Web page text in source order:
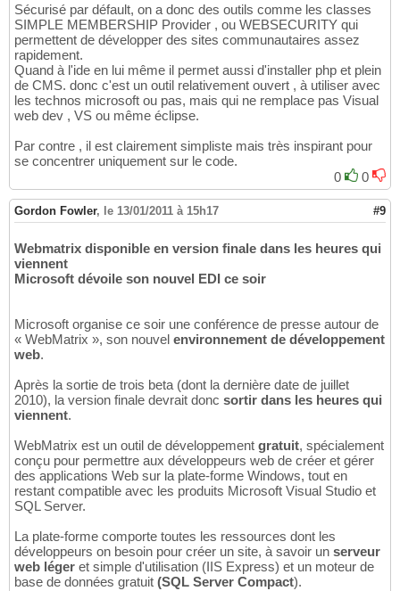
Sécurisé par défault, on a donc des outils comme les classes
SIMPLE MEMBERSHIP Provider , ou WEBSECURITY qui
permettent de développer des sites communautaires assez
rapidement.
Quand à l'ide en lui même il permet aussi d'installer php et plein
de CMS. donc c'est un outil relativement ouvert , à utiliser avec
les technos microsoft ou pas, mais qui ne remplace pas Visual
web dev , VS ou même éclipse.
Par contre , il est clairement simpliste mais très inspirant pour
se concentrer uniquement sur le code.
0
0
Gordon Fowler, le 13/01/2011 à 15h17 #9
Webmatrix disponible en version finale dans les heures qui
viennent
Microsoft dévoile son nouvel EDI ce soir
Microsoft organise ce soir une conférence de presse autour de
« WebMatrix », son nouvel environnement de développement
web.
Après la sortie de trois beta (dont la dernière date de juillet
2010), la version finale devrait donc sortir dans les heures qui
viennent.
WebMatrix est un outil de développement gratuit, spécialement
conçu pour permettre aux développeurs web de créer et gérer
des applications Web sur la plate-forme Windows, tout en
restant compatible avec les produits Microsoft Visual Studio et
SQL Server.
La plate-forme comporte toutes les ressources dont les
développeurs on besoin pour créer un site, à savoir un serveur
web léger et simple d'utilisation (IIS Express) et un moteur de
base de données gratuit (SQL Server Compact).